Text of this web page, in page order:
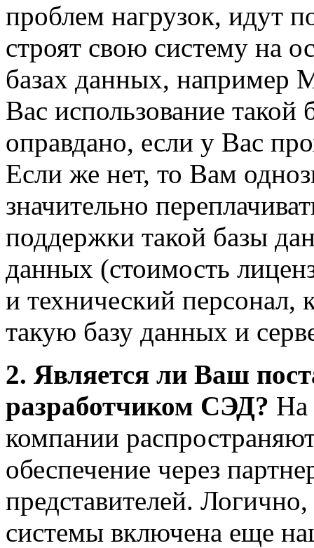
проблем нагрузок, идут
строят свою систему на
базах данных, например
Вас использование
оправдано, если у Вас
Если же нет, то Вам
значительно
поддержки такой базы
данных (стоимость
и технический персонал,
такую базу данных и
2. Является ли Ваш
разработчиком СЭД? На
компании
обеспечение через
представителей.
системы включена еще